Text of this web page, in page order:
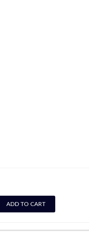
ADD TO CART